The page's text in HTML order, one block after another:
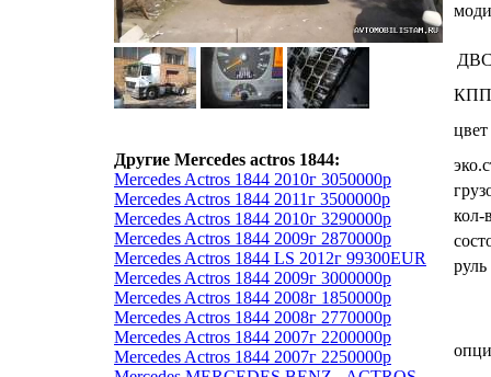
Другие Mercedes actros 1844:
Mercedes Actros 1844 2010г 3050000р
Mercedes Actros 1844 2011г 3500000р
Mercedes Actros 1844 2010г 3290000р
Mercedes Actros 1844 2009г 2870000р
Mercedes Actros 1844 LS 2012г 99300EUR
Mercedes Actros 1844 2009г 3000000р
Mercedes Actros 1844 2008г 1850000р
Mercedes Actros 1844 2008г 2770000р
Mercedes Actros 1844 2007г 2200000р
Mercedes Actros 1844 2007г 2250000р
КПП
цвет
кол-
руль